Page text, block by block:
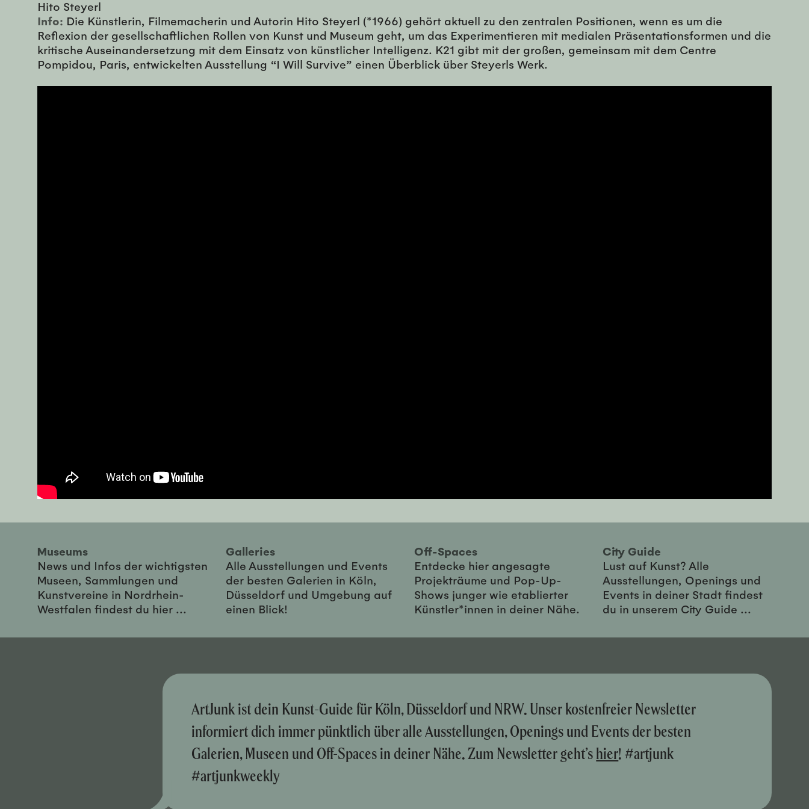
Hito Steyerl
Info: Die Künstlerin, Filmemacherin und Autorin Hito Steyerl (*1966) gehört aktuell zu den zentralen Positionen, wenn es um die
Reflexion der gesellschaftlichen Rollen von Kunst und Museum geht, um das Experimentieren mit medialen Präsentationsformen und die
kritische Auseinandersetzung mit dem Einsatz von künstlicher Intelligenz. K21 gibt mit der großen, gemeinsam mit dem Centre
Pompidou, Paris, entwickelten Ausstellung “I Will Survive” einen Überblick über Steyerls Werk.
Museums
News und Infos der wichtigsten
Museen, Sammlungen und
Kunstvereine in Nordrhein-
Westfalen findest du hier ...
Galleries
Alle Ausstellungen und Events
der besten Galerien in Köln,
Düsseldorf und Umgebung auf
einen Blick!
Off-Spaces
Entdecke hier angesagte
Projekträume und Pop-Up-
Shows junger wie etablierter
Künstler*innen in deiner Nähe.
City Guide
Lust auf Kunst? Alle
Ausstellungen, Openings und
Events in deiner Stadt findest
du in unserem City Guide ...
ArtJunk ist dein Kunst-Guide für Köln, Düsseldorf und NRW. Unser kostenfreier Newsletter
informiert dich immer pünktlich über alle Ausstellungen, Openings und Events der besten
Galerien, Museen und Off-Spaces in deiner Nähe. Zum Newsletter geht’shier! #artjunk
#artjunkweekly